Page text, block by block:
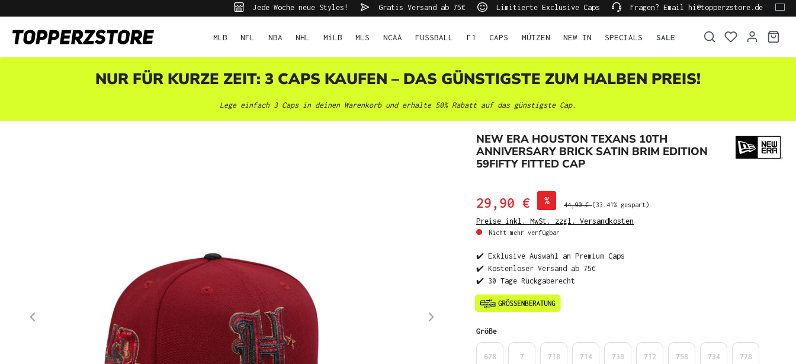
Jede Woche neue Styles! Gratis Versand ab 75€ Limitierte Exclusive Caps Fragen? Email hi@topperzstore.de
MLB NFL NBA NHL MiLB MLS NCAA FUSSBALL F1 CAPS MÜTZEN NEW IN SPECIALS SALE
NUR FÜR KURZE ZEIT: 3 CAPS KAUFEN – DAS GÜNSTIGSTE ZUM HALBEN PREIS!
Lege einfach 3 Caps in deinen Warenkorb und erhalte 50% Rabatt auf das günstigste Cap.
NEW ERA HOUSTON TEXANS 10TH
ANNIVERSARY BRICK SATIN BRIM EDITION
59FIFTY FITTED CAP
29,90 € % 44,90 €(33.41% gespart)
Preise inkl. MwSt. zzgl. Versandkosten
Nicht mehr verfügbar
✔️ Exklusive Auswahl an Premium Caps
✔️ Kostenloser Versand ab 75€
✔️ 30 Tage Rückgaberecht
Größeauswählen
678 7 718 714 738 712 758 734 778